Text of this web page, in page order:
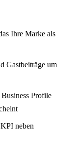
Ihre Marke als
Gastbeiträge um
Profile
neben